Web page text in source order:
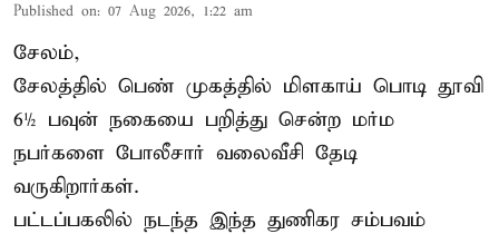
Published on: 07 Aug 2026, 1:22 am
சேலம்,
சேலத்தில் பெண் முகத்தில் மிளகாய் பொடி தூவி
6½ பவுன் நகையை பறித்து சென்ற மர்ம
நபர்களை போலீசார் வலைவீசி தேடி
வருகிறார்கள்.
பட்டப்பகலில் நடந்த இந்த துணிகர சம்பவம்